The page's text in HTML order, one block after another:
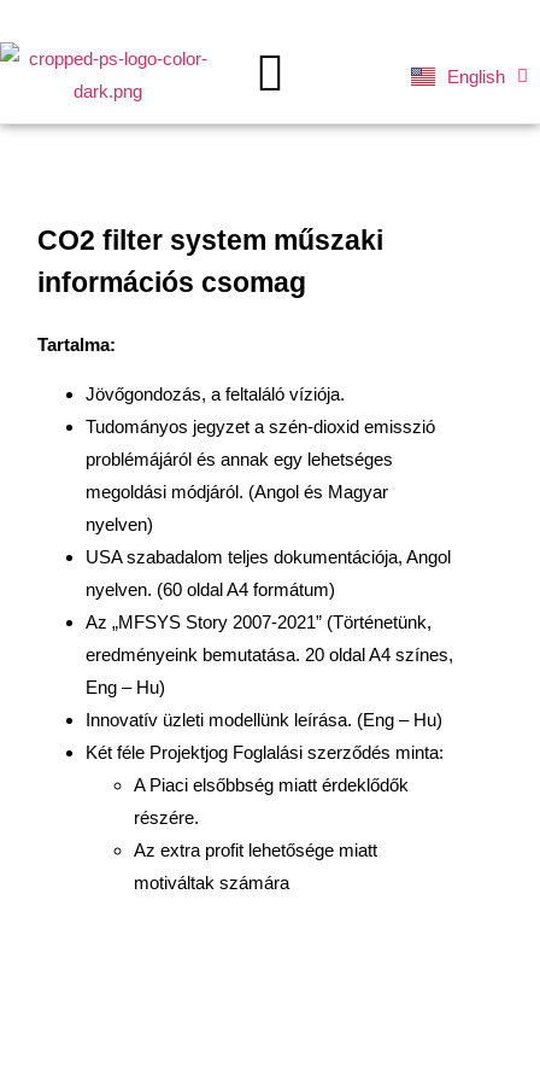
English
Deutsch
CO2 filter system műszaki
információs csomag
Tartalma:
Jövőgondozás, a feltaláló víziója.
Tudományos jegyzet a szén-dioxid emisszió
problémájáról és annak egy lehetséges
megoldási módjáról. (Angol és Magyar
nyelven)
USA szabadalom teljes dokumentációja, Angol
nyelven. (60 oldal A4 formátum)
Az „MFSYS Story 2007-2021” (Történetünk,
eredményeink bemutatása. 20 oldal A4 színes,
Eng – Hu)
Innovatív üzleti modellünk leírása. (Eng – Hu)
Két féle Projektjog Foglalási szerződés minta:
A Piaci elsőbbség miatt érdeklődők
részére.
Az extra profit lehetősége miatt
motiváltak számára